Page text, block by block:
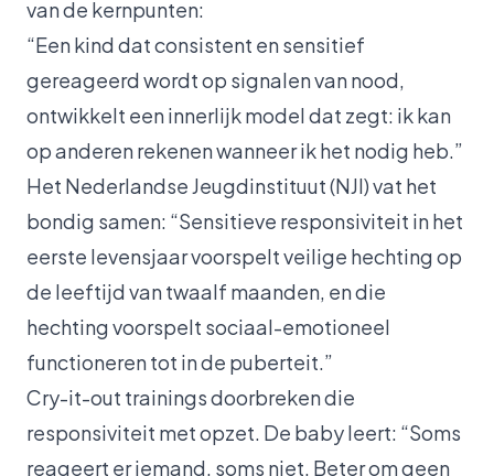
van de kernpunten:
“Een kind dat consistent en sensitief
gereageerd wordt op signalen van nood,
ontwikkelt een innerlijk model dat zegt: ik kan
op anderen rekenen wanneer ik het nodig heb.”
Het Nederlandse Jeugdinstituut (NJI) vat het
bondig samen: “Sensitieve responsiviteit in het
eerste levensjaar voorspelt veilige hechting op
de leeftijd van twaalf maanden, en die
hechting voorspelt sociaal-emotioneel
functioneren tot in de puberteit.”
Cry-it-out trainings doorbreken die
responsiviteit met opzet. De baby leert: “Soms
reageert er iemand, soms niet. Beter om geen